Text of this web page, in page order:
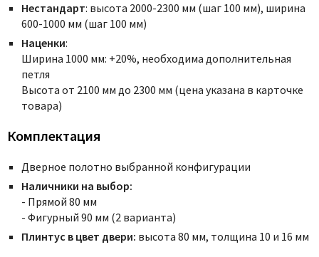
Нестандарт: высота 2000-2300 мм (шаг 100 мм), ширина
600-1000 мм (шаг 100 мм)
Наценки:
Ширина 1000 мм: +20%, необходима дополнительная
петля
Высота от 2100 мм до 2300 мм (цена указана в карточке
товара)
Комплектация
Дверное полотно выбранной конфигурации
Наличники на выбор:
- Прямой 80 мм
- Фигурный 90 мм (2 варианта)
Плинтус в цвет двери: высота 80 мм, толщина 10 и 16 мм